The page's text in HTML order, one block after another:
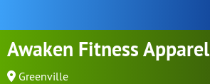
Awaken Fitness Apparel
Greenville